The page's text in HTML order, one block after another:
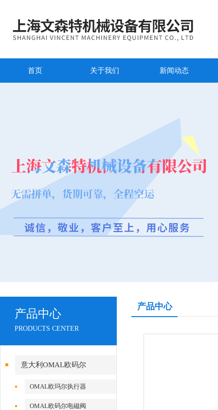
首页 关于我们 新闻动态
产品中心
PRODUCTS CENTER
意大利OMAL欧码尔
OMAL欧玛尔执行器
OMAL欧码尔电磁阀
产品中心